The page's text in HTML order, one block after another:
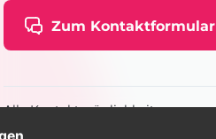
Zum Kontaktformular
Alle Kontaktmöglichkeiten